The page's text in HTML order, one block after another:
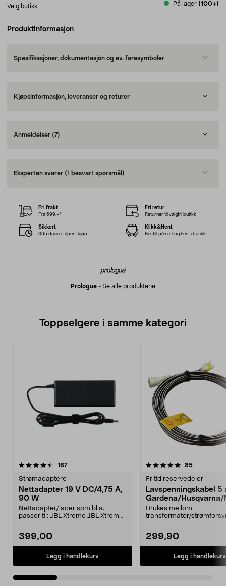
Velg butikk På lager (100+)
Produktinformasjon
Spesifikasjoner, dokumentasjon og ev. faresymboler
Kjøpsinformasjon, leveranser og returer
Anmeldelser (7)
Eksperten svarer (1 besvart spørsmål)
Prologue - Se alle produktene
Fri frakt
Fra 599,–*
Fri retur
Returner til valgfri butikk
Sikkert
365 dagers åpent kjøp
Klikk&Hent
Bestill på nett og hent i butikk
Toppselgere i samme kategori
167anmeldelser
Strømadaptere
Nettadapter 19 V DC/4,75 A,
90 W
Nettadapter/lader som bl.a.
passer til: JBL Xtreme JBL Xtreme
399,00
Legg i handlekurv
5.0 av 5 stjerner 85
Fritid reservedeler
Lavspenningskabel 5
Gardena/Husqvarna/
ch/Flymo
Brukes mellom
transformator/
299,90
Legg i handlekurv
4.0 av 5 stjerner